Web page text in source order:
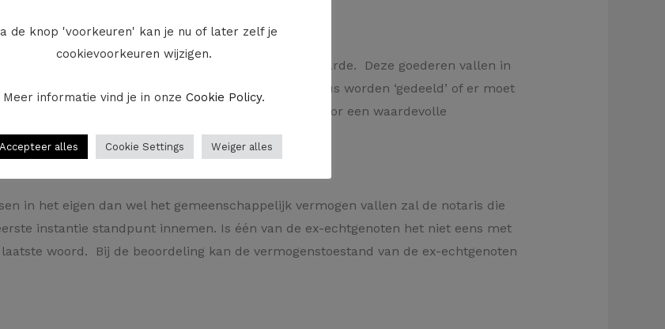
juwelen of bv. merkhorloges met een grote waarde. Deze goederen vallen in
vermogen en moeten bij een echtscheiding dus worden ‘gedeeld’ of er moet
andere echtgenoot. Hetzelfde geldt bijvoorbeeld voor een waardevolle
in het eigen dan wel het gemeenschappelijk vermogen vallen zal de notaris die
instantie standpunt innemen. Is één van de ex-echtgenoten het niet eens met
woord. Bij de beoordeling kan de vermogenstoestand van de ex-echtgenoten
de knop 'voorkeuren' kan je nu of later zelf je
cookievoorkeuren wijzigen.
Meer informatie vind je in onze Cookie Policy.
Accepteer alles Cookie Settings Weiger alles